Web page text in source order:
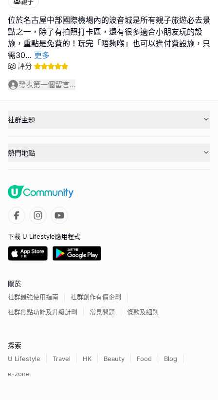
位於名古屋中部國際機場內的波音城是所有親子旅遊必去景
點之一，除了有拍照打卡區，還有很多適合小朋友玩的設
施，重點是免費的！玩完「唔夠喉」也可以進付費設施，只
需30... 更多
評分
發表第一個留言...
社群主題
熱門地點
下載 U Lifestyle應用程式
關於
社群最強使用指南
社群創作有價企劃
社群焦點功能及升級計劃
常見問題 條款及細則
探索
U Lifestyle Travel HK Beauty Food
Blog
e-zone